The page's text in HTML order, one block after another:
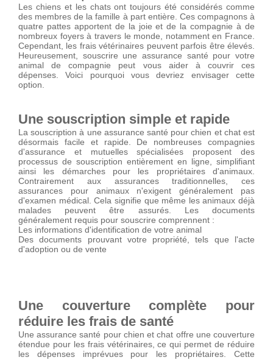
Les chiens et les chats ont toujours été considérés comme
des membres de la famille à part entière. Ces compagnons à
quatre pattes apportent de la joie et de la compagnie à de
nombreux foyers à travers le monde, notamment en France.
Cependant, les frais vétérinaires peuvent parfois être élevés.
Heureusement, souscrire une assurance santé pour votre
animal de compagnie peut vous aider à couvrir ces
dépenses. Voici pourquoi vous devriez envisager cette
option.
Une souscription simple et rapide
La souscription à une assurance santé pour chien et chat est
désormais facile et rapide. De nombreuses compagnies
d'assurance et mutuelles spécialisées proposent des
processus de souscription entièrement en ligne, simplifiant
ainsi les démarches pour les propriétaires d'animaux.
Contrairement aux assurances traditionnelles, ces
assurances pour animaux n'exigent généralement pas
d'examen médical. Cela signifie que même les animaux déjà
malades peuvent être assurés. Les documents
généralement requis pour souscrire comprennent :
Les informations d'identification de votre animal
Des documents prouvant votre propriété, tels que l'acte
d'adoption ou de vente
Une couverture complète pour
réduire les frais de santé
Une assurance santé pour chien et chat offre une couverture
étendue pour les frais vétérinaires, ce qui permet de réduire
les dépenses imprévues pour les propriétaires. Cette